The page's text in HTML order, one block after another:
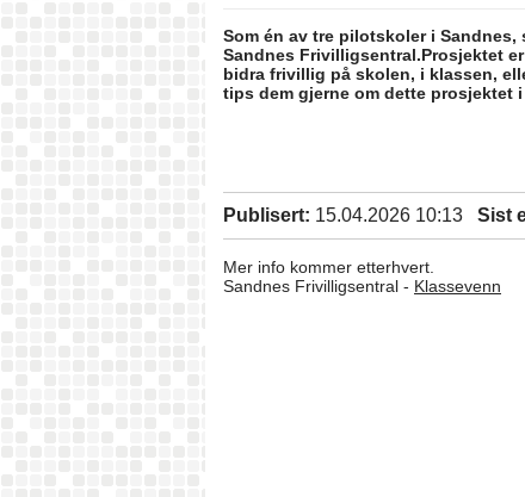
Som én av tre pilotskoler i
Sandnes Frivilligsentral.Prosjektet
bidra frivillig på skolen, i klassen,
tips dem gjerne om dette prosjektet
Publisert: 15.04.2026 10:13 Sist
Mer info kommer etterhvert.
Sandnes Frivilligsentral - Klassevenn